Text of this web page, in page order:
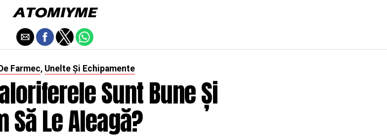
Farmec, Unelte Și Echipamente
Sunt Bune Și
Să Le Aleagă?